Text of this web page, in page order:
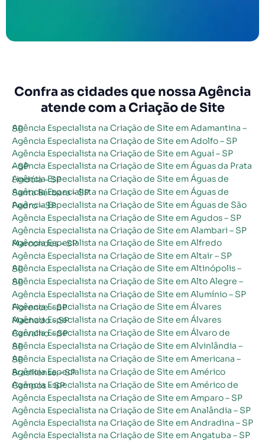
Confra as cidades que nossa Agência
atende com a Criação de Site
Agência Especialista na Criação de Site em Adamantina – SP
Agência Especialista na Criação de Site em Adolfo – SP
Agência Especialista na Criação de Site em Aguaí – SP
Agência Especialista na Criação de Site em Águas da Prata – SP
Agência Especialista na Criação de Site em Águas de Lindóia – SP
Agência Especialista na Criação de Site em Águas de Santa Bárbara – SP
Agência Especialista na Criação de Site em Águas de São Pedro – SP
Agência Especialista na Criação de Site em Agudos – SP
Agência Especialista na Criação de Site em Alambari – SP
Agência Especialista na Criação de Site em Alfredo Marcondes – SP
Agência Especialista na Criação de Site em Altair – SP
Agência Especialista na Criação de Site em Altinópolis – SP
Agência Especialista na Criação de Site em Alto Alegre – SP
Agência Especialista na Criação de Site em Alumínio – SP
Agência Especialista na Criação de Site em Álvares Florence – SP
Agência Especialista na Criação de Site em Álvares Machado – SP
Agência Especialista na Criação de Site em Álvaro de Carvalho – SP
Agência Especialista na Criação de Site em Alvinlândia – SP
Agência Especialista na Criação de Site em Americana – SP
Agência Especialista na Criação de Site em Américo Brasiliense – SP
Agência Especialista na Criação de Site em Américo de Campos – SP
Agência Especialista na Criação de Site em Amparo – SP
Agência Especialista na Criação de Site em Analândia – SP
Agência Especialista na Criação de Site em Andradina – SP
Agência Especialista na Criação de Site em Angatuba – SP